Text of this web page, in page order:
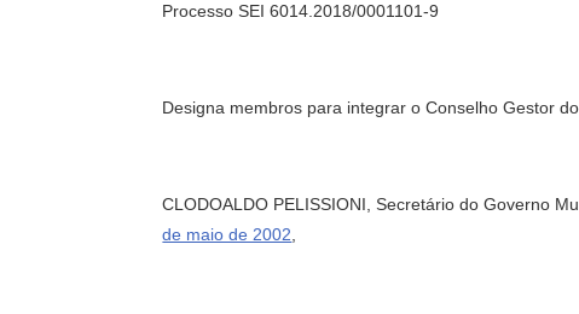
Processo SEI 6014.2018/0001101-9
Designa membros para integrar o Conselho Gestor
CLODOALDO PELISSIONI, Secretário do Governo
de maio de 2002